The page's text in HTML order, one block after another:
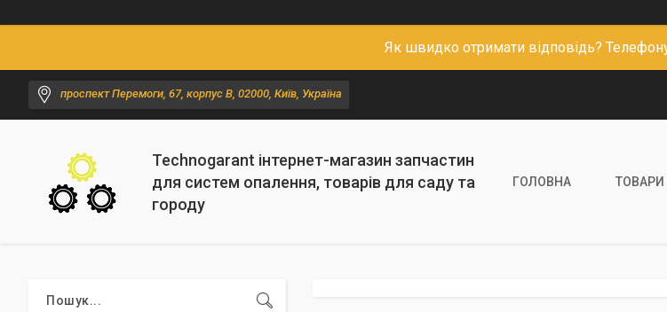
Як швидко отримати відповідь?
проспект Перемоги, 67, корпус В, 02000, Київ, Україна
Technogarant інтернет-магазин запчастин
для систем опалення, товарів для саду та
городу
ГОЛОВНА ТОВАРИ